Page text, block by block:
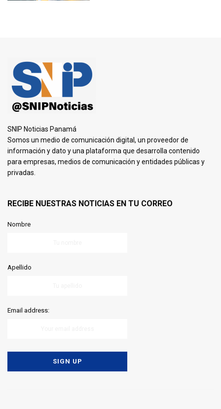
SNIP Noticias Panamá
Somos un medio de comunicación digital, un proveedor de
información y dato y una plataforma que desarrolla contenido
para empresas, medios de comunicación y entidades públicas y
privadas.
RECIBE NUESTRAS NOTICIAS EN TU CORREO
Nombre
Apellido
Email address: